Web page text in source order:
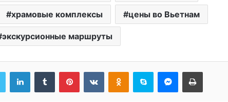
храмовые комплексы цены во Вьетнам
экскурсионные маршруты
LinkedInTumblr PinterestВконтактеОдноклассники
Skype MessengerПечатать